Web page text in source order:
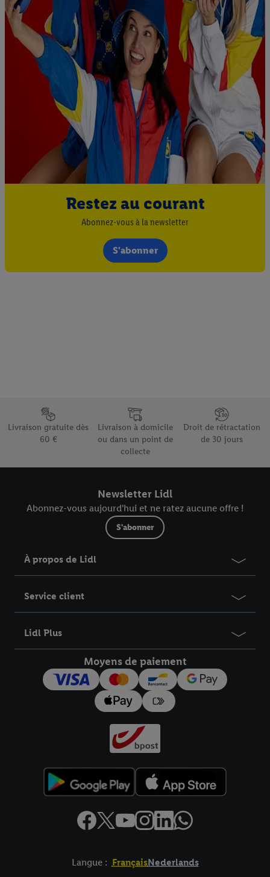
Restez au courant
Abonnez-vous à la newsletter
S'abonner
Élément du pied de page avec les différents arguments de
Livraison gratuite dès
60 €
Livraison à domicile
ou dans un point de
collecte
Droit de rétractation
de 30 jours
Newsletter Lidl
Abonnez-vous aujourd'hui et ne ratez aucune offre !
S'abonner
À propos de Lidl
Service client
Lidl Plus
Moyens de paiement
Langue : FrançaisNederlands